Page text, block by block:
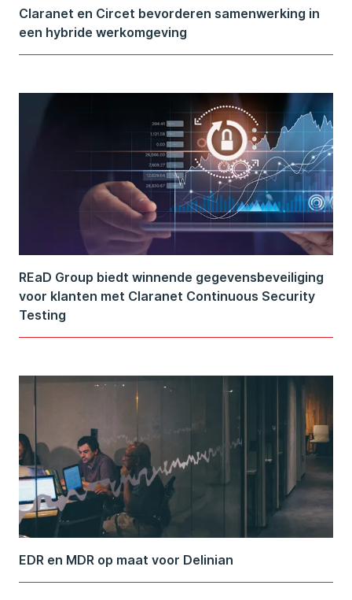
Claranet en Circet bevorderen samenwerking in
een hybride werkomgeving
REaD Group biedt winnende gegevensbeveiliging
voor klanten met Claranet Continuous Security
Testing
EDR en MDR op maat voor Delinian